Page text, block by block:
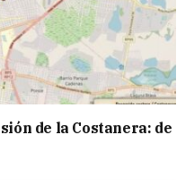
de la Costanera: de